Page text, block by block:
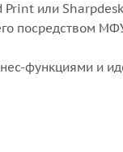
Print или
посредством
функциями и